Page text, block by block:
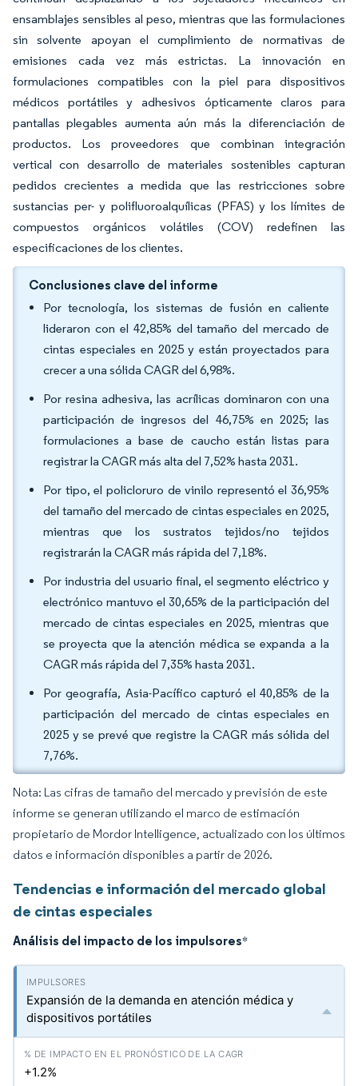
ensamblajes sensibles al peso, mientras que las formulaciones
sin solvente apoyan el cumplimiento de normativas de
emisiones cada vez más estrictas. La innovación en
formulaciones compatibles con la piel para dispositivos
médicos portátiles y adhesivos ópticamente claros para
pantallas plegables aumenta aún más la diferenciación de
productos. Los proveedores que combinan integración
vertical con desarrollo de materiales sostenibles capturan
pedidos crecientes a medida que las restricciones sobre
sustancias per- y polifluoroalquílicas (PFAS) y los límites de
compuestos orgánicos volátiles (COV) redefinen las
especificaciones de los clientes.
Conclusiones clave del informe
Por tecnología, los sistemas de fusión en caliente
lideraron con el 42,85% del tamaño del mercado de
cintas especiales en 2025 y están proyectados para
crecer a una sólida CAGR del 6,98%.
Por resina adhesiva, las acrílicas dominaron con una
participación de ingresos del 46,75% en 2025; las
formulaciones a base de caucho están listas para
registrar la CAGR más alta del 7,52% hasta 2031.
Por tipo, el policloruro de vinilo representó el 36,95%
del tamaño del mercado de cintas especiales en 2025,
mientras que los sustratos tejidos/no tejidos
registrarán la CAGR más rápida del 7,18%.
Por industria del usuario final, el segmento eléctrico y
electrónico mantuvo el 30,65% de la participación del
mercado de cintas especiales en 2025, mientras que
se proyecta que la atención médica se expanda a la
CAGR más rápida del 7,35% hasta 2031.
Por geografía, Asia-Pacífico capturó el 40,85% de la
participación del mercado de cintas especiales en
2025 y se prevé que registre la CAGR más sólida del
7,76%.
Nota: Las cifras de tamaño del mercado y previsión de este
informe se generan utilizando el marco de estimación
propietario de Mordor Intelligence, actualizado con los últimos
datos e información disponibles a partir de 2026.
Tendencias e información del mercado global
de cintas especiales
Análisis del impacto de los impulsores*
Expansión de la demanda en atención médica y
dispositivos portátiles
+1.2%